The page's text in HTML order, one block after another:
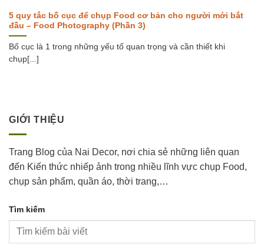
5 quy tắc bố cục để chụp Food cơ bản cho người mới bắt
đầu – Food Photography (Phần 3)
Bố cục là 1 trong những yếu tố quan trọng và cần thiết khi
chụp[...]
GIỚI THIỆU
Trang Blog của Nai Decor, nơi chia sẻ những liên quan
đến Kiến thức nhiếp ảnh trong nhiều lĩnh vực chụp Food,
chụp sản phẩm, quần áo, thời trang,…
Tìm kiếm